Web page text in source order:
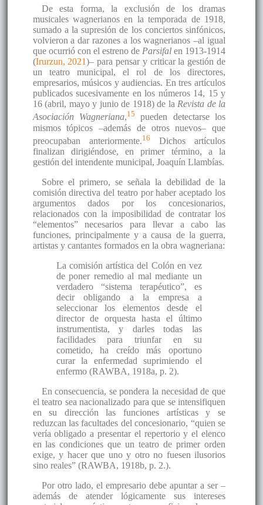
De esta forma, la exclusión de los dramas
musicales wagnerianos en la temporada de 1918,
sumado a la supresión de los conciertos sinfónicos,
volvieron a dar razones a los wagnerianos –al igual
que ocurrió con el estreno de Parsifalen 1913-1914
(Irurzun, 2021)– para pensar y criticar la gestión de
un teatro municipal, el rol de los directores,
empresarios, músicos y audiencias. En tres artículos
publicados sucesivamente en los números 14, 15 y
16 (abril, mayo y junio de 1918) de laRevista de la
Asociación Wagneriana,15
pueden detectarse los
mismos tópicos –además de otros nuevos– que
preocupaban anteriormente.16
Dichos artículos
finalizan dirigiéndose, en primer término, a la
gestión del intendente municipal, Joaquín Llambías.
Sobre el primero, se señala la debilidad de la
comisión directiva del teatro por haber aceptado los
argumentos dados por los concesionarios,
relacionados con la imposibilidad de contratar los
“elementos” necesarios para llevar a cabo las
funciones, principalmente y a causa de la guerra,
artistas y cantantes formados en la obra wagneriana:
La comisión artística del Colón en vez
de poner remedio al mal mediante un
verdadero “sistema terapéutico”, es
decir obligando a la empresa a
seleccionar los elementos desde el
director de orquesta hasta el último
instrumentista, y darles todas las
facilidades para triunfar en su
cometido, ha creído más oportuno
curar la enfermedad suprimiendo el
enfermo (RAWBA, 1918a, p. 2).
En consecuencia, se pondera la necesidad de que
el teatro sea nacionalizado para que se intensifiquen
en su dirección las funciones artísticas y se
reduzcan las facultades del concesionario, “quien se
vería obligado a presentar el repertorio y el elenco
en las condiciones que un teatro de primer orden
exige, y hacer que uno y otro no fuesen ilusorios
sino reales” (RAWBA, 1918b, p. 2.).
Por otro lado, el empresario debe apuntar a ser –
además de atender lógicamente sus intereses